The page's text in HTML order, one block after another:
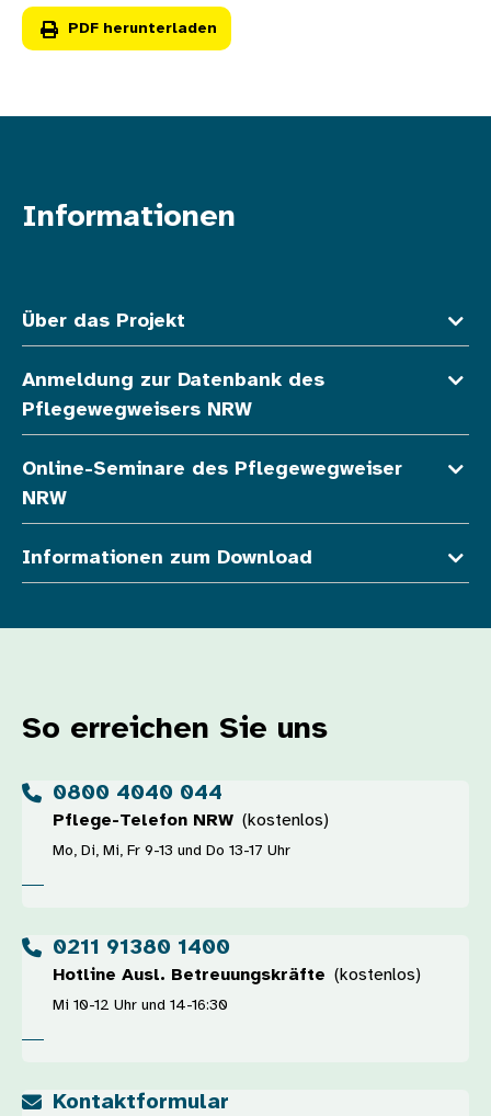
PDF herunterladen
Informationen
Über das Projekt
Anmeldung zur Datenbank des
Pflegewegweisers NRW
Online-Seminare des Pflegewegweiser
NRW
Informationen zum Download
So erreichen Sie uns
0800 4040 044
Pflege-Telefon NRW (kostenlos)
Mo, Di, Mi, Fr 9-13 und Do 13-17 Uhr
0211 91380 1400
Hotline Ausl. Betreuungskräfte (kostenlos)
Mi 10-12 Uhr und 14-16:30
Kontaktformular